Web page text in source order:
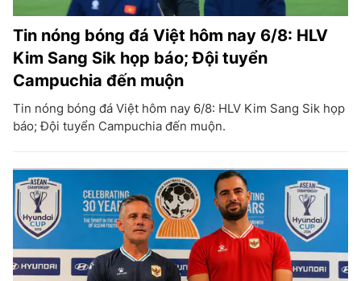
Tin nóng bóng đá Việt hôm nay 6/8: HLV
Kim Sang Sik họp báo; Đội tuyển
Campuchia đến muộn
Tin nóng bóng đá Việt hôm nay 6/8: HLV Kim Sang Sik họp
báo; Đội tuyển Campuchia đến muộn.